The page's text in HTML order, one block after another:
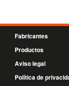
Fabricantes
Productos
Aviso legal
Política de